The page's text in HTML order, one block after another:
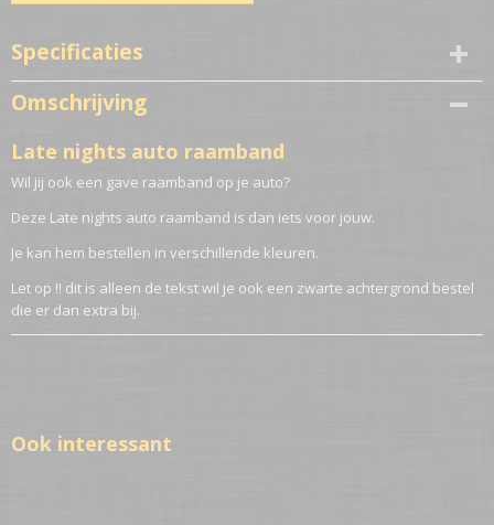
Specificaties
Netto gewicht
0,50 Kg
Omschrijving
Late nights auto raamband
Wil jij ook een gave raamband op je auto?
Deze Late nights auto raamband is dan iets voor jouw.
Je kan hem bestellen in verschillende kleuren.
Let op !! dit is alleen de tekst wil je ook een zwarte achtergrond bestel
die er dan extra bij.
Ook interessant